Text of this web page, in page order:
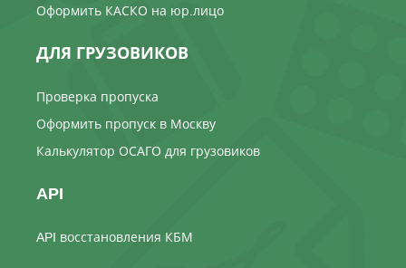
Оформить КАСКО на юр.лицо
ДЛЯ ГРУЗОВИКОВ
Проверка пропуска
Оформить пропуск в Москву
Калькулятор ОСАГО для грузовиков
API
API восстановления КБМ